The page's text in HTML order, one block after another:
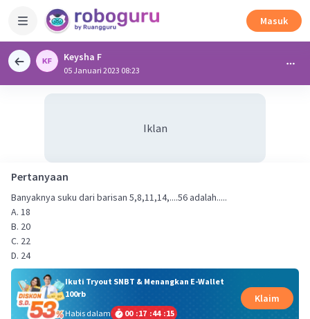
Masuk
Keysha F
05 Januari 2023 08:23
Iklan
Pertanyaan
Banyaknya suku dari barisan 5,8,11,14,....56 adalah.....
A. 18
B. 20
C. 22
D. 24
Ikuti Tryout SNBT & Menangkan E-Wallet
100rb
Habis dalam
00 :17 :44 :14
Klaim